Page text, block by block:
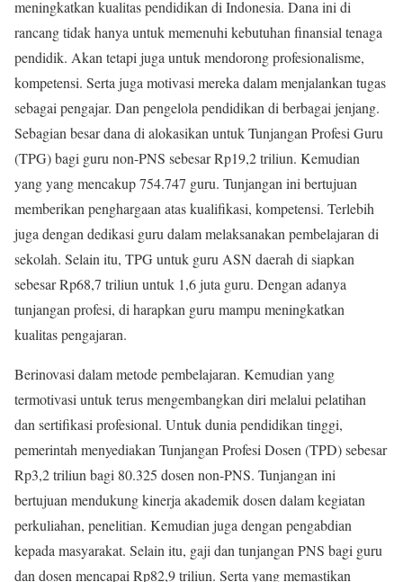
meningkatkan kualitas pendidikan di Indonesia. Dana ini di
rancang tidak hanya untuk memenuhi kebutuhan finansial tenaga
pendidik. Akan tetapi juga untuk mendorong profesionalisme,
kompetensi. Serta juga motivasi mereka dalam menjalankan tugas
sebagai pengajar. Dan pengelola pendidikan di berbagai jenjang.
Sebagian besar dana di alokasikan untuk Tunjangan Profesi Guru
(TPG) bagi guru non-PNS sebesar Rp19,2 triliun. Kemudian
yang yang mencakup 754.747 guru. Tunjangan ini bertujuan
memberikan penghargaan atas kualifikasi, kompetensi. Terlebih
juga dengan dedikasi guru dalam melaksanakan pembelajaran di
sekolah. Selain itu, TPG untuk guru ASN daerah di siapkan
sebesar Rp68,7 triliun untuk 1,6 juta guru. Dengan adanya
tunjangan profesi, di harapkan guru mampu meningkatkan
kualitas pengajaran.
Berinovasi dalam metode pembelajaran. Kemudian yang
termotivasi untuk terus mengembangkan diri melalui pelatihan
dan sertifikasi profesional. Untuk dunia pendidikan tinggi,
pemerintah menyediakan Tunjangan Profesi Dosen (TPD) sebesar
Rp3,2 triliun bagi 80.325 dosen non-PNS. Tunjangan ini
bertujuan mendukung kinerja akademik dosen dalam kegiatan
perkuliahan, penelitian. Kemudian juga dengan pengabdian
kepada masyarakat. Selain itu, gaji dan tunjangan PNS bagi guru
dan dosen mencapai Rp82,9 triliun. Serta yang memastikan